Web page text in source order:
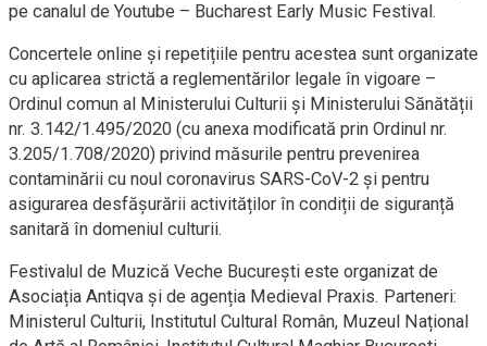
pe canalul de Youtube – Bucharest Early Music Festival.
Concertele online și repetițiile pentru acestea sunt organizate
cu aplicarea strictă a reglementărilor legale în vigoare –
Ordinul comun al Ministerului Culturii și Ministerului Sănătății
nr. 3.142/1.495/2020 (cu anexa modificată prin Ordinul nr.
3.205/1.708/2020) privind măsurile pentru prevenirea
contaminării cu noul coronavirus SARS-CoV-2 și pentru
asigurarea desfășurării activităților în condiții de siguranță
sanitară în domeniul culturii.
Festivalul de Muzică Veche București este organizat de
Asociația Antiqva și de agenția Medieval Praxis. Parteneri:
Ministerul Culturii, Institutul Cultural Român, Muzeul Național